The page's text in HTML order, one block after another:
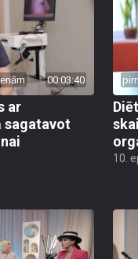
00:03:40
ar
sagatavot
10.